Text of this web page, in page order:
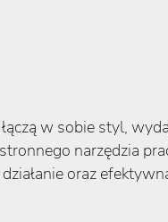
w sobie styl,
narzędzia
oraz